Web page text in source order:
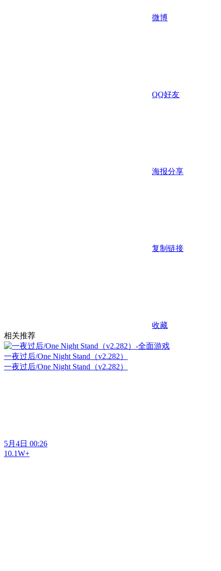
微博
QQ好友
海报分享
复制链接
收藏
相关推荐
一夜过后/One Night Stand（v2.282）
一夜过后/One Night Stand（v2.282）
5月4日 00:26
10.1W+